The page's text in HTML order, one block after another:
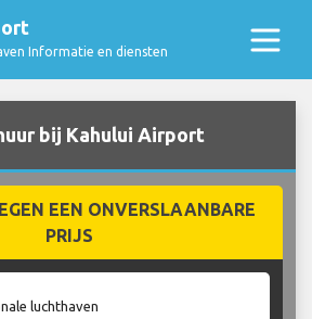
Informatie en diensten
bij Kahului Airport
EEN ONVERSLAANBARE
PRIJS